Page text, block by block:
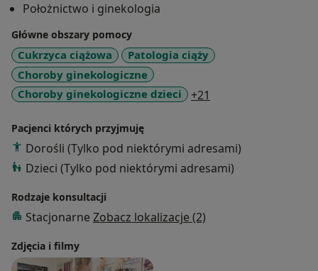
Położnictwo i ginekologia
Główne obszary pomocy
Cukrzyca ciążowa
Patologia ciąży
Choroby ginekologiczne
Choroby ginekologiczne dzieci
+21
Pacjenci których przyjmuję
Dorośli (Tylko pod niektórymi adresami)
Dzieci (Tylko pod niektórymi adresami)
Rodzaje konsultacji
Stacjonarne Zobacz lokalizacje (2)
Zdjęcia i filmy